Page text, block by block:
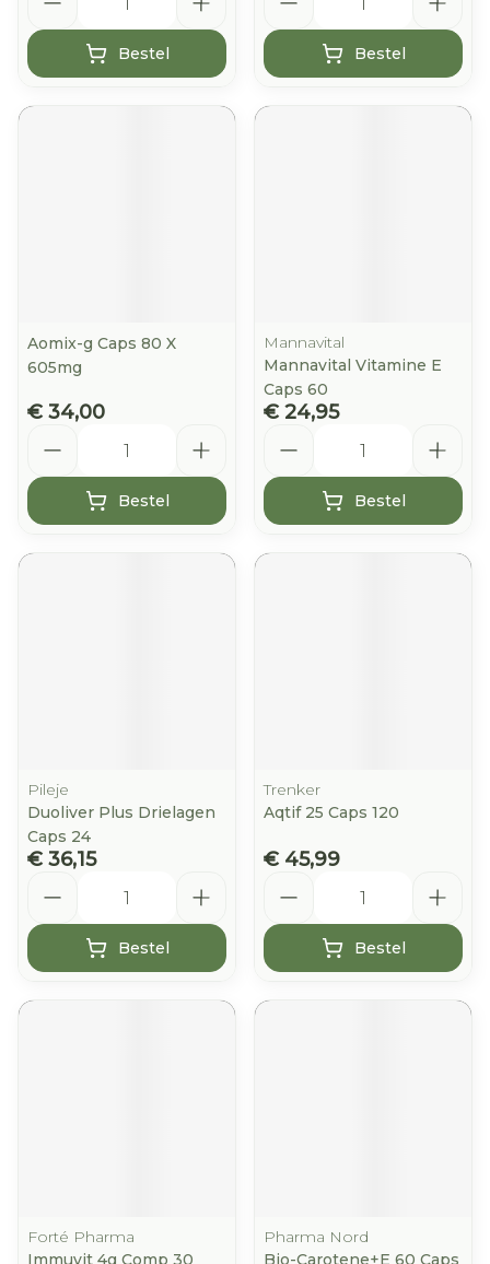
Bestel Bestel
Aomix-g Caps 80 X
605mg
€ 34,00
Bestel
Mannavital
Mannavital Vitamine E
Caps 60
€ 24,95
Bestel
Pileje
Duoliver Plus Drielagen
Caps 24
€ 36,15
Bestel
Trenker
Aqtif 25 Caps 120
€ 45,99
Bestel
Forté Pharma
Immuvit 4g Comp 30
Pharma Nord
Bio-Carotene+E 60 Caps